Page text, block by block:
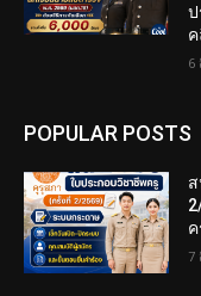
6
POPULAR POSTS
7